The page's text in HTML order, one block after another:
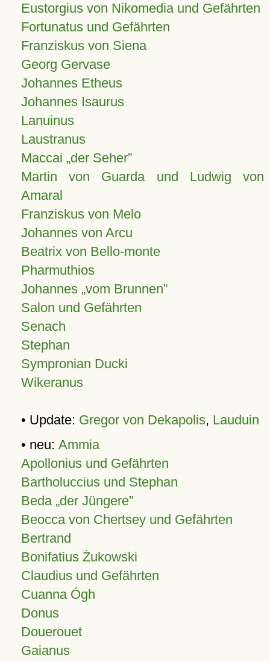
Eustorgius von Nikomedia und Gefährten
Fortunatus und Gefährten
Franziskus von Siena
Georg Gervase
Johannes Etheus
Johannes Isaurus
Lanuinus
Laustranus
Maccai „der Seher”
Martin von Guarda und Ludwig von
Amaral
Franziskus von Melo
Johannes von Arcu
Beatrix von Bello-monte
Pharmuthios
Johannes vom Brunnen
Salon und Gefährten
Senach
Stephan
Sympronian Ducki
Wikeranus
• Update: Gregor von Dekapolis, Lauduin
• neu: Ammia
Apollonius und Gefährten
Bartholuccius und Stephan
Beda „der Jüngere”
Beocca von Chertsey und Gefährten
Bertrand
Bonifatius Żukowski
Claudius und Gefährten
Cuanna Ógh
Donus
Douerouet
Gaianus